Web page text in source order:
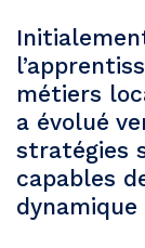
métiers
a évolué
stratégies
capables
dynamique